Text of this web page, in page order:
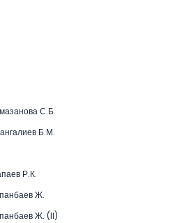
С.Б.
Б.М.
Р.К.
Ж.
Ж. (II)